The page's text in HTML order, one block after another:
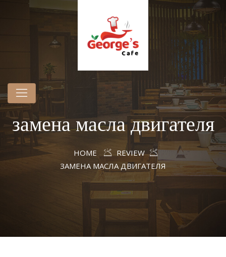
замена масла двигателя
HOME
REVIEW
ЗАМЕНА МАСЛА ДВИГАТЕЛЯ